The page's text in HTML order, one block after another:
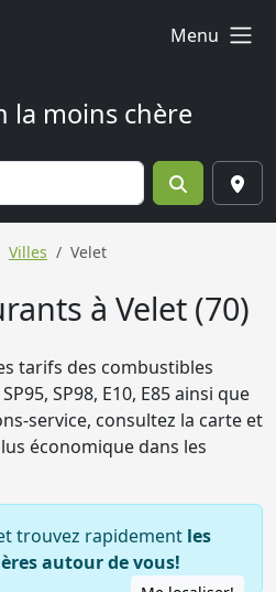
Menu
la moins chère
Villes Velet
à Velet (70)
tarifs des combustibles
SP98, E10, E85 ainsi que
service, consultez la carte et
économique dans les
trouvez rapidement les
autour de vous!